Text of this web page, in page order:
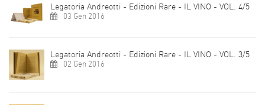
Legatoria Andreotti - Edizioni Rare - IL VINO - VOL. 4/5
03 Gen 2016
Legatoria Andreotti - Edizioni Rare - IL VINO - VOL. 3/5
02 Gen 2016